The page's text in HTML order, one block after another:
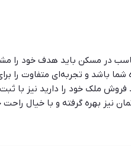
در مسکن باید هدف خود را
شما باشد و تجربه‌ای متفاوت را
ملک خود را دارید نیز با ثبت
نیز بهره گرفته و با خیال